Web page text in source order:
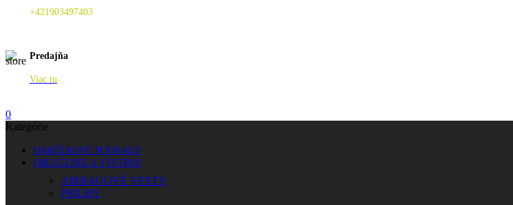
+421903497403
Predajňa
Viac tu
0
Kategórie
DARČEKOVÉ POUKAZY
OBLEČENIE A VÝSTROJ
AIRBAGOVÉ VESTY
PRILBY